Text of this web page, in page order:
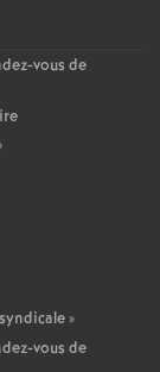
vous de
»
vous de